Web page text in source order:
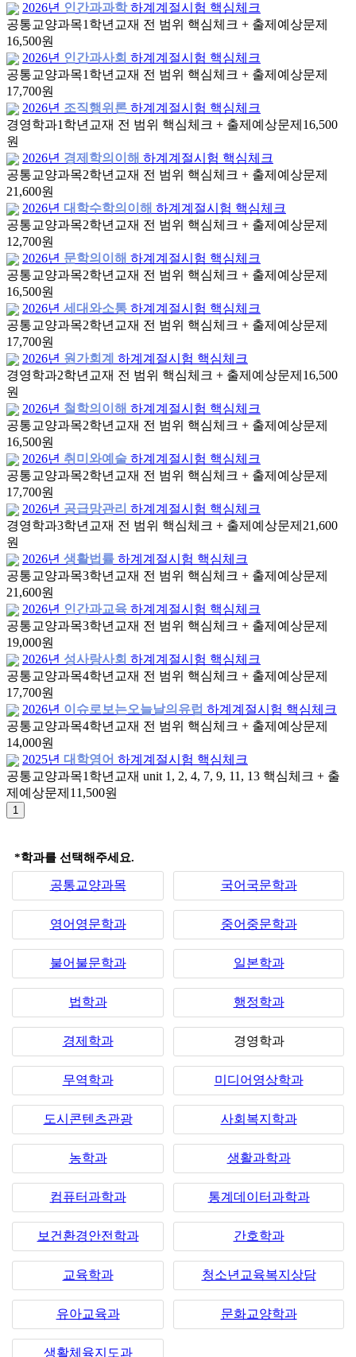
2026년 인간과과학하계계절시험 핵심체크
공통교양과목1학년 교재 전 범위 핵심체크 + 출제예상문제
16,500원
2026년 인간과사회 하계계절시험 핵심체크
공통교양과목1학년 교재 전 범위 핵심체크 + 출제예상문제
17,700원
2026년 조직행위론 하계계절시험 핵심체크
경영학과1학년 교재 전 범위 핵심체크 + 출제예상문제 16,500
원
2026년 경제학의이해 하계계절시험 핵심체크
공통교양과목2학년 교재 전 범위 핵심체크 + 출제예상문제
21,600원
2026년 대학수학의이해 하계계절시험 핵심체크
공통교양과목2학년 교재 전 범위 핵심체크 + 출제예상문제
12,700원
2026년 문학의이해 하계계절시험 핵심체크
공통교양과목2학년 교재 전 범위 핵심체크 + 출제예상문제
16,500원
2026년 세대와소통 하계계절시험 핵심체크
공통교양과목2학년 교재 전 범위 핵심체크 + 출제예상문제
17,700원
2026년 원가회계 하계계절시험 핵심체크
경영학과2학년 교재 전 범위 핵심체크 + 출제예상문제 16,500
원
2026년 철학의이해 하계계절시험 핵심체크
공통교양과목2학년 교재 전 범위 핵심체크 + 출제예상문제
16,500원
2026년 취미와예술 하계계절시험 핵심체크
공통교양과목2학년 교재 전 범위 핵심체크 + 출제예상문제
17,700원
2026년 공급망관리 하계계절시험 핵심체크
경영학과3학년 교재 전 범위 핵심체크 + 출제예상문제 21,600
원
2026년 생활법률 하계계절시험 핵심체크
공통교양과목3학년 교재 전 범위 핵심체크 + 출제예상문제
21,600원
2026년 인간과교육 하계계절시험 핵심체크
공통교양과목3학년 교재 전 범위 핵심체크 + 출제예상문제
19,000원
2026년 성사랑사회 하계계절시험 핵심체크
공통교양과목4학년 교재 전 범위 핵심체크 + 출제예상문제
17,700원
2026년 이슈로보는오늘날의유럽 하계계절시험 핵심체크
공통교양과목4학년 교재 전 범위 핵심체크 + 출제예상문제
14,000원
2025년 대학영어 하계계절시험 핵심체크
공통교양과목1학년 교재 unit 1, 2, 4, 7, 9, 11, 13 핵심체크 + 출
제예상문제 11,500원
*학과를 선택해주세요.
공통교양과목 국어국문학과
영어영문학과 중어중문학과
불어불문학과 일본학과
법학과 행정학과
경제학과 경영학과
무역학과 미디어영상학과
도시콘텐츠관광 사회복지학과
농학과 생활과학과
컴퓨터과학과 통계데이터과학과
보건환경안전학과 간호학과
교육학과 청소년교육복지상담
유아교육과 문화교양학과
생활체육지도과